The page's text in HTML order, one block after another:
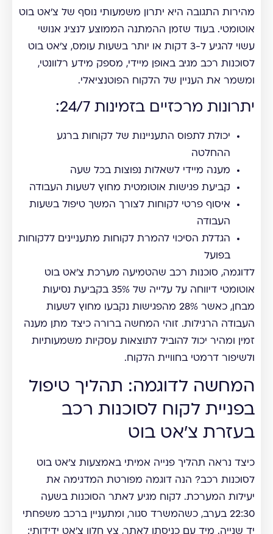
מהירות התגובה היא יתרון משמעותי נוסף של צ'אט בוט
אוטומטי. בעוד שזמן ההמתנה הממוצע לנציג אנושי
עשוי להגיע ל-3 דקות או יותר בשעות עומס, צ'אט בוט
לסוכנות רכב מגיב באופן מיידי, מספק מידע רלוונטי,
ומשמר את העניין של הלקוח הפוטנציאלי.
יתרונות מרכזיים בזמינות 24/7:
יכולת לתפוס התעניינות של לקוחות ברגע
ההחלטה
מענה מיידי לשאלות נפוצות בכל שעה
קביעת פגישות אוטומטית מחוץ לשעות העבודה
איסוף פרטי לקוחות לצורך המשך טיפול בשעות
העבודה
הגדלת הסיכוי להמרת לקוחות מתעניינים ללקוחות
בפועל
לדוגמה, סוכנות רכב שהטמיעה מערכת צ'אט בוט
אוטומטי דיווחה על עלייה של 35% בקביעת נסיעות
מבחן, כאשר 28% מהפגישות נקבעו מחוץ לשעות
העבודה הרגילות. זוהי המחשה ברורה כיצד מתן מענה
זמין ומהיר יכול להוביל לתוצאות עסקיות משמעותיות
ולשיפור דרמטי בחוויית הלקוח.
המחשה לדוגמה: תהליך טיפול
בפניית לקוח לסוכנות רכב
בעזרת צ'אט בוט
כיצד נראה תהליך פנייה אמיתי באמצעות צ'אט בוט
לסוכנות רכב? הנה דוגמה מפורטת המדגימה את
יעילות המערכת. לקוח מגיע לאתר הסוכנות בשעה
22:30 בערב, כשהמשרד סגור, ומתעניין ברכב משפחתי
יד שנייה. מיד עם כניסתו לאתר, צץ חלון צ'אט ידידותי: